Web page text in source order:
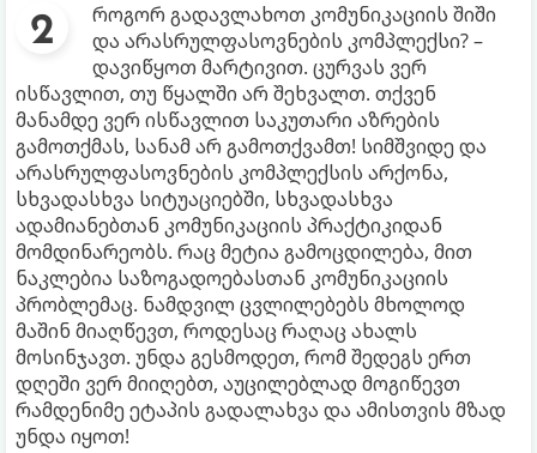
როგორ გადავლახოთ კომუნიკაციის შიში
და არასრულფასოვნების კომპლექსი? –
დავიწყოთ მარტივით. ცურვას ვერ
ისწავლით, თუ წყალში არ შეხვალთ. თქვენ
მანამდე ვერ ისწავლით საკუთარი აზრების
გამოთქმას, სანამ არ გამოთქვამთ! სიმშვიდე და
არასრულფასოვნების კომპლექსის არქონა,
სხვადასხვა სიტუაციებში, სხვადასხვა
ადამიანებთან კომუნიკაციის პრაქტიკიდან
მომდინარეობს. რაც მეტია გამოცდილება, მით
ნაკლებია საზოგადოებასთან კომუნიკაციის
პრობლემაც. ნამდვილ ცვლილებებს მხოლოდ
მაშინ მიაღწევთ, როდესაც რაღაც ახალს
მოსინჯავთ. უნდა გესმოდეთ, რომ შედეგს ერთ
დღეში ვერ მიიღებთ, აუცილებლად მოგიწევთ
რამდენიმე ეტაპის გადალახვა და ამისთვის მზად
უნდა იყოთ!